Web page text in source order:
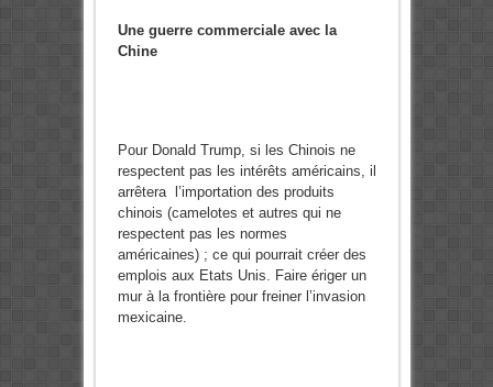
Une guerre commerciale avec la
Chine
Pour Donald Trump, si les Chinois ne
respectent pas les intérêts américains, il
arrêtera l’importation des produits
chinois (camelotes et autres qui ne
respectent pas les normes
américaines) ; ce qui pourrait créer des
emplois aux Etats Unis. Faire ériger un
mur à la frontière pour freiner l’invasion
mexicaine.